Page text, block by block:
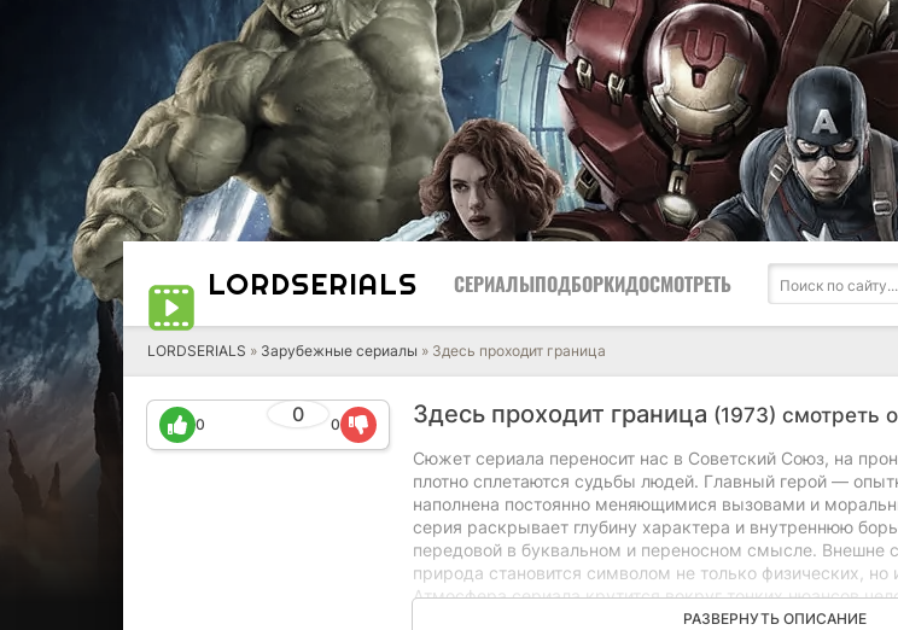
LORDSERIALS СЕРИАЛЫПОДБОРКИДОСМОТРЕТЬ
LORDSERIALS » Зарубежные сериалы » Здесь проходит граница
Здесь проходит граница (1973) смотреть
0
0 0
Сюжет сериала переносит нас в Советский Союз, на
плотно сплетаются судьбы людей. Главный герой —
наполнена постоянно меняющимися вызовами и
серия раскрывает глубину характера и внутреннюю
передовой в буквальном и переносном смысле. Внешне
природа становится символом не только физических,
Атмосфера сериала крутится вокруг тонких нюансов
непредвиденных обстоятельств, которые держат
РАЗВЕРНУТЬ ОПИСАНИЕ